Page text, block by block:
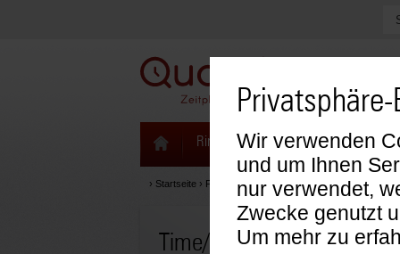
Wir verwenden
und um Ihnen
nur verwendet,
Zwecke genutzt
Um mehr zu
Ringbücher & Zeitplaner
› Startseite› Formblätter & Einlagen› Time/system
Time/system Compact